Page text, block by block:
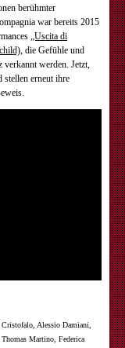
berühmter
war bereits 2015
„Uscita di
, die Gefühle und
verkannt werden. Jetzt,
stellen erneut ihre
Alessio Damiani,
Martino, Federica